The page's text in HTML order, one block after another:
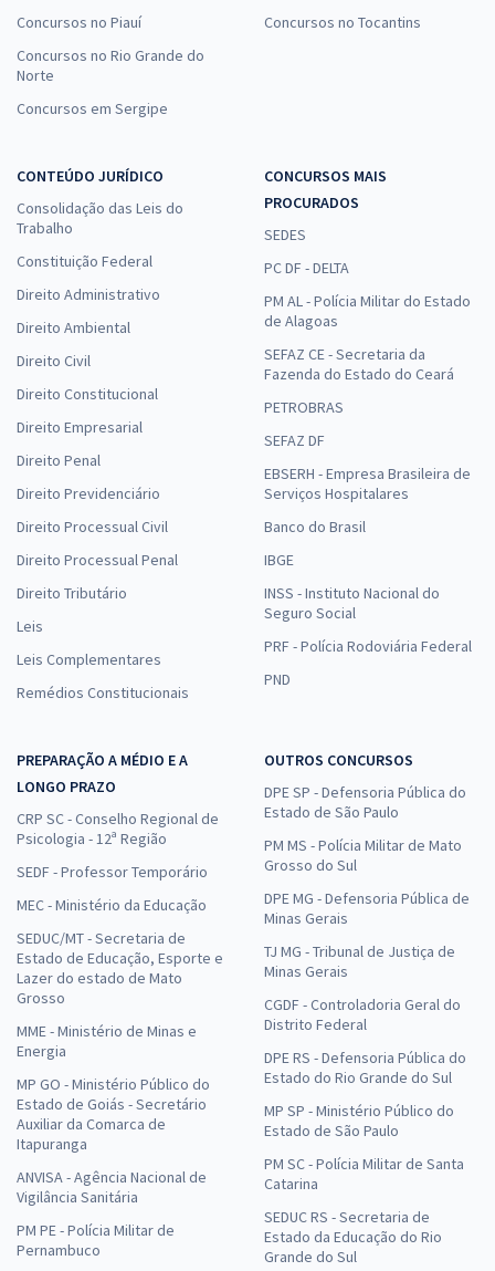
Concursos no Piauí
Concursos no Rio Grande do
Norte
Concursos em Sergipe
Concursos no Tocantins
CONTEÚDO JURÍDICO
Consolidação das Leis do
Trabalho
Constituição Federal
Direito Administrativo
Direito Ambiental
Direito Civil
Direito Constitucional
Direito Empresarial
Direito Penal
Direito Previdenciário
Direito Processual Civil
Direito Processual Penal
Direito Tributário
Leis
Leis Complementares
Remédios Constitucionais
CONCURSOS MAIS
PROCURADOS
SEDES
PC DF - DELTA
PM AL - Polícia Militar do Estado
de Alagoas
SEFAZ CE - Secretaria da
Fazenda do Estado do Ceará
PETROBRAS
SEFAZ DF
EBSERH - Empresa Brasileira de
Serviços Hospitalares
Banco do Brasil
IBGE
INSS - Instituto Nacional do
Seguro Social
PRF - Polícia Rodoviária Federal
PND
PREPARAÇÃO A MÉDIO E A
LONGO PRAZO
CRP SC - Conselho Regional de
Psicologia - 12ª Região
SEDF - Professor Temporário
MEC - Ministério da Educação
SEDUC/MT - Secretaria de
Estado de Educação, Esporte e
Lazer do estado de Mato
Grosso
MME - Ministério de Minas e
Energia
MP GO - Ministério Público do
Estado de Goiás - Secretário
Auxiliar da Comarca de
Itapuranga
ANVISA - Agência Nacional de
Vigilância Sanitária
PM PE - Polícia Militar de
Pernambuco
OUTROS CONCURSOS
DPE SP - Defensoria Pública do
Estado de São Paulo
PM MS - Polícia Militar de Mato
Grosso do Sul
DPE MG - Defensoria Pública de
Minas Gerais
TJ MG - Tribunal de Justiça de
Minas Gerais
CGDF - Controladoria Geral do
Distrito Federal
DPE RS - Defensoria Pública do
Estado do Rio Grande do Sul
MP SP - Ministério Público do
Estado de São Paulo
PM SC - Polícia Militar de Santa
Catarina
SEDUC RS - Secretaria de
Estado da Educação do Rio
Grande do Sul